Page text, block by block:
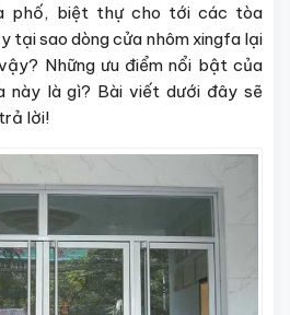
phố, biệt thự cho tới các tòa
tại sao dòng cửa nhôm xingfa lại
Những ưu điểm nổi bật của
này là gì? Bài viết dưới đây sẽ
lời!